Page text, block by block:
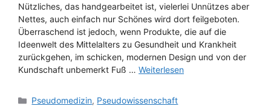
Nützliches, das handgearbeitet ist, vielerlei Unnützes aber
Nettes, auch einfach nur Schönes wird dort feilgeboten.
Überraschend ist jedoch, wenn Produkte, die auf die
Ideenwelt des Mittelalters zu Gesundheit und Krankheit
zurückgehen, im schicken, modernen Design und von der
Kundschaft unbemerkt Fuß … Weiterlesen
Kategorien
Pseudomedizin, Pseudowissenschaft